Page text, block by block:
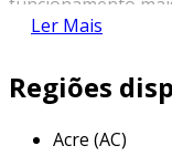
máquinas
durabilidade e a
exigências
Ler Mais
Regiões
Acre (AC)